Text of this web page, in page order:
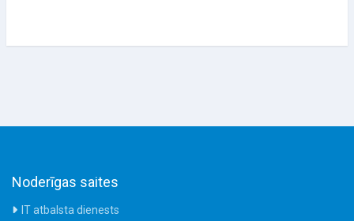
Noderīgas saites
IT atbalsta dienests